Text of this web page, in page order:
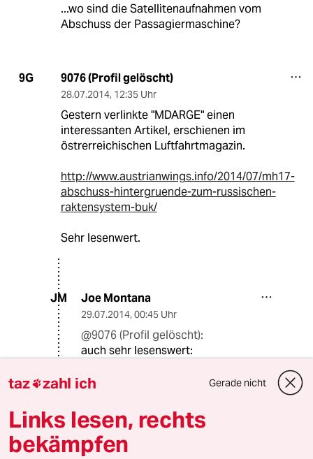
...wo sind die Satellitenaufnahmen vom
Abschuss der Passagiermaschine?
9G 9076 (Profil gelöscht)
28.07.2014, 12:35 Uhr
Gestern verlinkte "MDARGE" einen
interessanten Artikel, erschienen im
östrerreichischen Luftfahrtmagazin.
http://www.austrianwings.info/2014/07/mh17-
abschuss-hintergruende-zum-russischen-
raktensystem-buk/
Sehr lesenwert.
JM Joe Montana
29.07.2014, 00:45 Uhr
@9076 (Profil gelöscht):
auch sehr lesenswert:
http://www.titanic-
mondlandung-die-stimmigsten-
argumente-der-
verschwoerungstheoretiker-6625/
taz zahl ich Gerade nicht
Links lesen, rechts
bekämpfen